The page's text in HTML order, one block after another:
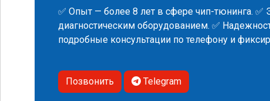
✅ Опыт — более 8 лет в сфере чип-тюнинга.
диагностическим оборудованием. ✅
подробные консультации по телефону и
Позвонить Telegram